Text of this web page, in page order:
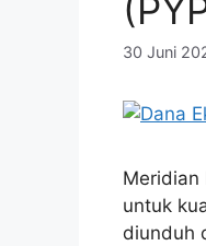
30 Juni
Meridian
untuk
diunduh